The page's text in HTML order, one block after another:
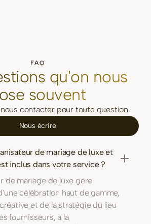
FAQ
qu'on nous
souvent
contacter pour toute question.
Nous écrire
de mariage de luxe et
inclus dans votre service ?
de mariage de luxe gère
célébration haut de gamme,
et de la stratégie du lieu
fournisseurs, à la